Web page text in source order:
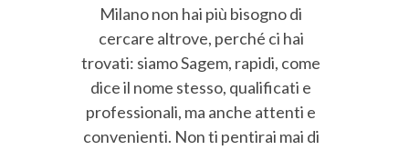
Milano non hai più bisogno di
cercare altrove, perché ci hai
trovati: siamo Sagem, rapidi, come
dice il nome stesso, qualificati e
professionali, ma anche attenti e
convenienti. Non ti pentirai mai di